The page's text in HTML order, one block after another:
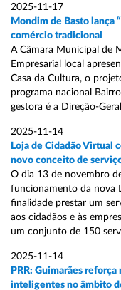
2025-11-17
Mondim de Basto lança
comércio tradicional
A Câmara Municipal de
Empresarial local
Casa da Cultura, o
programa nacional
gestora é a Direção-
2025-11-14
Loja de Cidadão Virtual
novo conceito de
O dia 13 de novembro
funcionamento da nova
finalidade prestar um
aos cidadãos e às
um conjunto de 150
2025-11-14
PRR: Guimarães
inteligentes no âmbito